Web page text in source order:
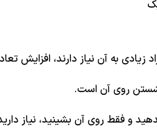
زیادی به آن نیاز دارند، افزایش
روی آن است.
و فقط روی آن بشینید، نیاز